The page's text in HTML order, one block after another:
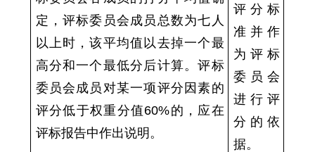
定，评标委员会成员总数为七人
以上时，该平均值以去掉一个最
高分和一个最低分后计算。评标
委员会成员对某一项评分因素的
评分低于权重分值60%的，应在
评标报告中作出说明。
评分标
准并作
为评标
委员会
进行评
分的依
据。